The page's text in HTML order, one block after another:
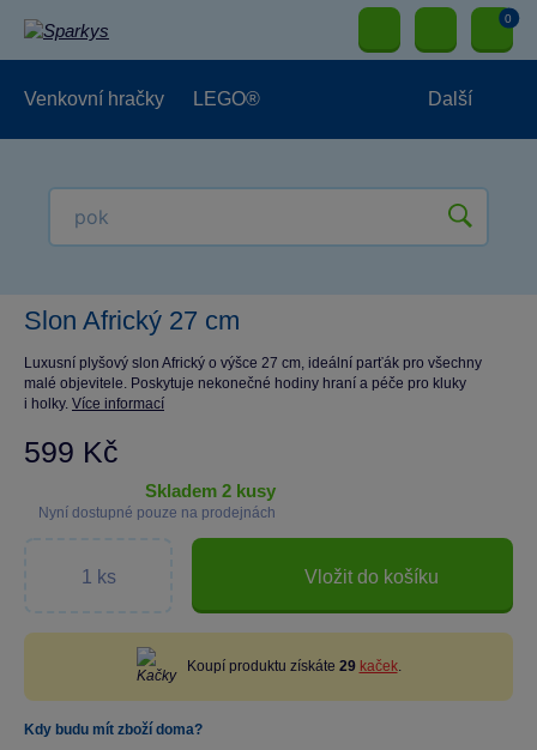
0
Venkovní hračky LEGO® Další
Slon Africký 27 cm
Luxusní plyšový slon Africký o výšce 27 cm, ideální parťák pro všechny
malé objevitele. Poskytuje nekonečné hodiny hraní a péče pro kluky
i holky. Více informací
599 Kč
skladem 2 kusy
Nyní dostupné pouze na prodejnách
Vložit do košíku
Koupí produktu získáte 29 kaček.
Kdy budu mít zboží doma?